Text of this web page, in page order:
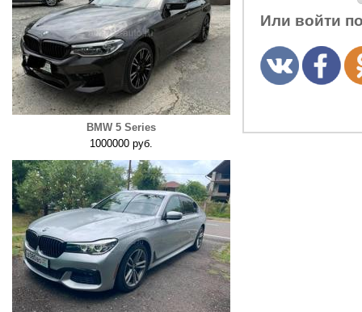
BMW 5 Series
1000000 руб.
Или войти